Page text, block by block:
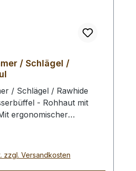
/ Schlägel /
/ Schlägel / Rawhide
- Rohhaut mit
ergonomischer
Schlagbild.
Punziereisen,
usw., runde
zzgl. Versandkosten